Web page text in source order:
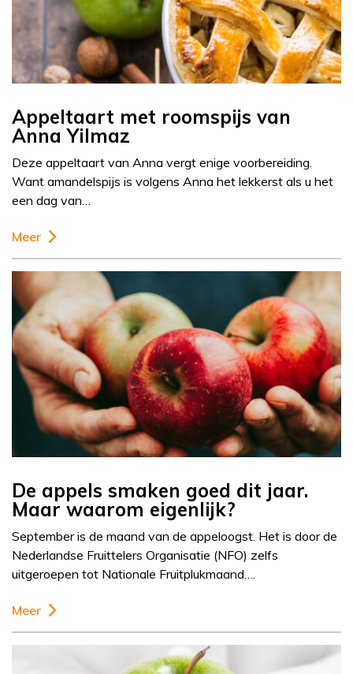
Appeltaart met roomspijs van
Anna Yilmaz
Deze appeltaart van Anna vergt enige voorbereiding.
Want amandelspijs is volgens Anna het lekkerst als u het
een dag van…
Meer
De appels smaken goed dit jaar.
Maar waarom eigenlijk?
September is de maand van de appeloogst. Het is door de
Nederlandse Fruittelers Organisatie (NFO) zelfs
uitgeroepen tot Nationale Fruitplukmaand….
Meer